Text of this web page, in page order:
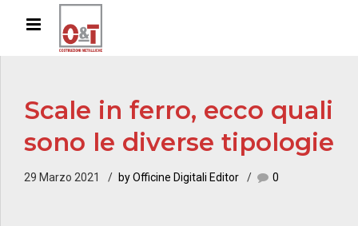
Scale in ferro, ecco quali
sono le diverse tipologie
29 Marzo 2021 by Officine Digitali Editor 0